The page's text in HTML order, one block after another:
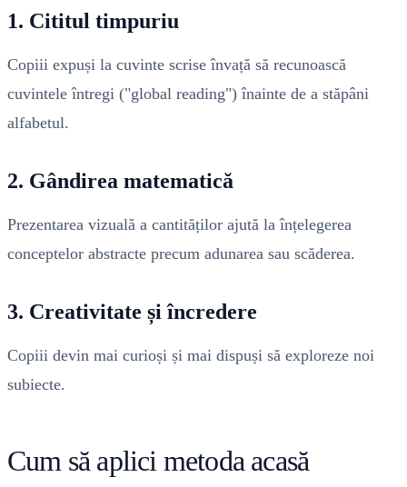
1. Cititul timpuriu
Copiii expuși la cuvinte scrise învață să recunoască
cuvintele întregi ("global reading") înainte de a stăpâni
alfabetul.
2. Gândirea matematică
Prezentarea vizuală a cantităților ajută la înțelegerea
conceptelor abstracte precum adunarea sau scăderea.
3. Creativitate și încredere
Copiii devin mai curioși și mai dispuși să exploreze noi
subiecte.
Cum să aplici metoda acasă